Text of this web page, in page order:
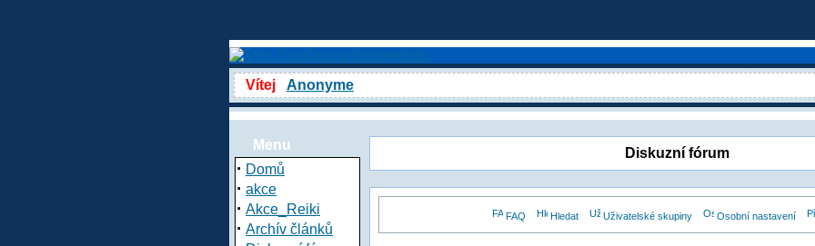
Vítej Anonyme
Menu
· Domů
· akce
· Akce_Reiki
· Archív článků
Diskuzní fórum
FAQ Hledat Uživatelské skupiny Osobní nastavení